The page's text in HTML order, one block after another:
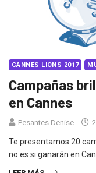
CANNES LIONS 2017
Campañas
en Cannes
Pesantes Denise
Te presentamos 20
no es si ganarán en